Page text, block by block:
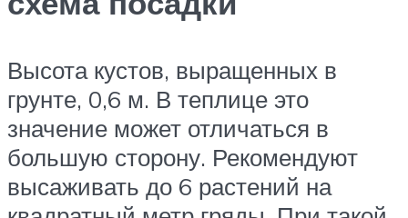
Высота кустов, выращенных в
грунте, 0,6 м. В теплице это
значение может отличаться в
большую сторону. Рекомендуют
высаживать до 6 растений на